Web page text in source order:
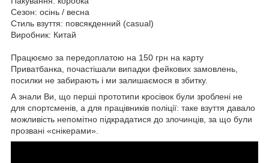
Сезон: осінь / весна
Стиль взуття: повсякденний (casual)
Виробник: Китай
Працюємо за передоплатою на 150 грн на карту
Приватбанка, почастішали випадки фейкових замовлень,
посилки не забирають і ми залишаємося в збитку.
А знали Ви, що перші прототипи кросівок були зроблені не
для спортсменів, а для працівників поліції: таке взуття давало
можливість непомітно підкрадатися до злочинців, за що були
прозвані «снікерами».